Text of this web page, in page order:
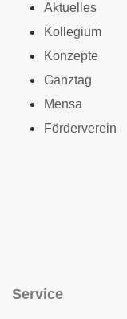
Aktuelles
Kollegium
Konzepte
Ganztag
Mensa
Förderverein
Service